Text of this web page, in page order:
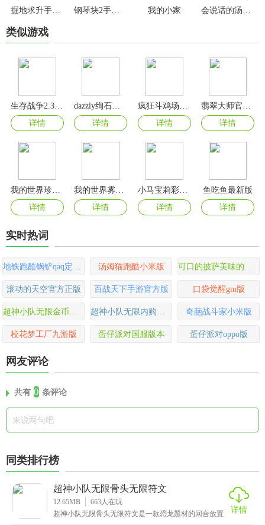
掘地求升手游官方正版 我的小家
类似游戏
生存战争2.3插件版
详情
详情
详情
详情
详情
详情
小马宝莉彩虹跑将游戏
详情
鱼吃鱼最新版
详情
实时热词
地铁跑酷锅铲qaq定制版 汤姆猫跑酷小米版 可口的披萨美味的披萨2024最新版
滚动的天空官方正版 百战天下手游官方版 口袋觉醒gm版
超神小队无限金币无限钻石版 超神小队无限内购免广告版 奇葩战斗家小米版
校花梦工厂九游版 蛋仔派对国服版本 蛋仔派对oppo版
网友评论
共有 0 条评论
同类排行榜
超神小队无限骨头无限符文
12.65MB 663人在玩
超神小队无限骨头无限符文是一款恐龙题材的回合放置
详情